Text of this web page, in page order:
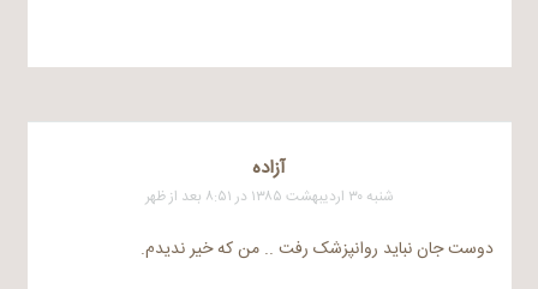
آزاده
شنبه ۳۰ اردیبهشت ۱۳۸۵ در ۸:۵۱ بعد از ظهر
دوست جان نباید روانپزشک رفت .. من که خیر ندیدم.